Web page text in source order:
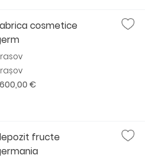
cosmetice
600,00 €
fructe